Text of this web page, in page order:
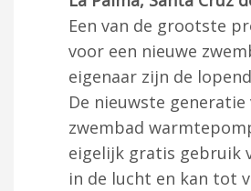
Een van de grootste
voor een nieuwe
eigenaar zijn de
De nieuwste generatie
zwembad
eigelijk gratis gebruik
in de lucht en kan tot